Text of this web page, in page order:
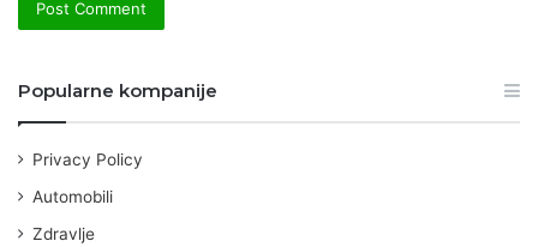
Popularne kompanije
Privacy Policy
Automobili
Zdravlje